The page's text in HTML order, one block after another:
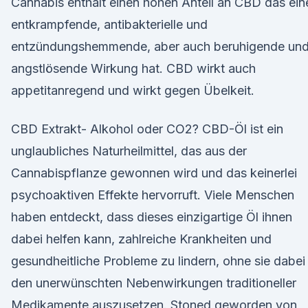
entkrampfende, antibakterielle und
entzündungshemmende, aber auch beruhigende
angstlösende Wirkung hat. CBD wirkt auch
appetitanregend und wirkt gegen Übelkeit.
CBD Extrakt- Alkohol oder CO2? CBD-Öl ist ein
unglaubliches Naturheilmittel, das aus der
Cannabispflanze gewonnen wird und das keinerlei
psychoaktiven Effekte hervorruft. Viele Menschen
haben entdeckt, dass dieses einzigartige Öl ihnen
dabei helfen kann, zahlreiche Krankheiten und
gesundheitliche Probleme zu lindern, ohne sie dabei
den unerwünschten Nebenwirkungen traditioneller
Medikamente auszusetzen. Stoned geworden von